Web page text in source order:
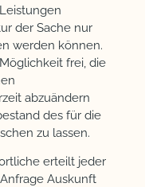
der Sache nur
werden können.
frei, die
abzuändern
des für die
zu lassen.
erteilt jeder
Auskunft